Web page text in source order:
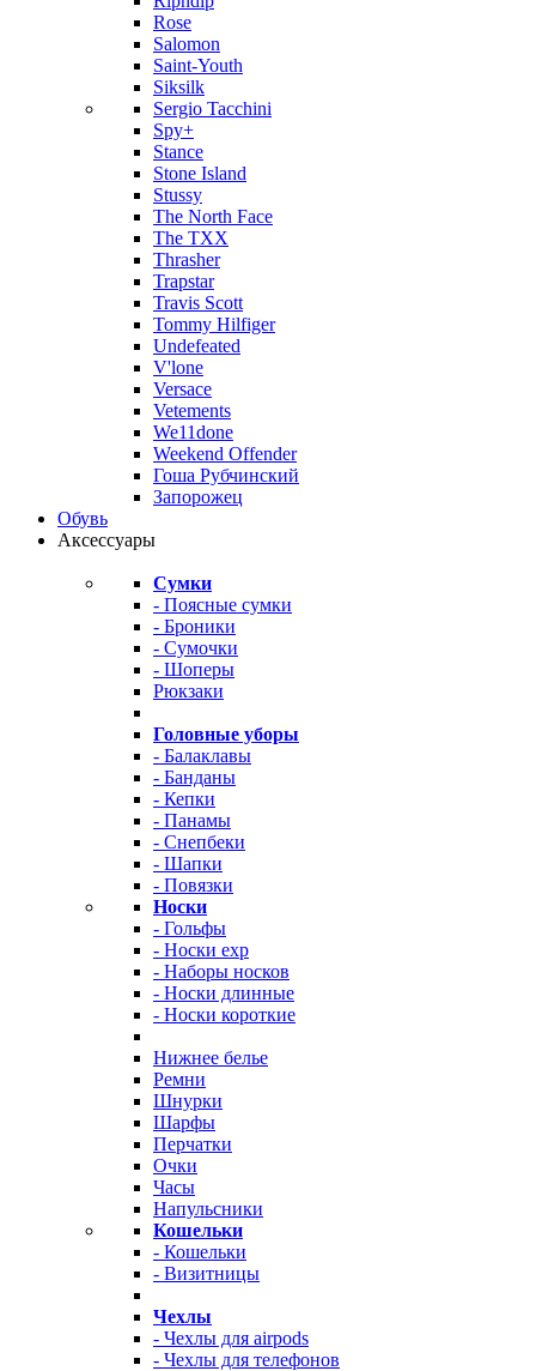
Rose
Salomon
Saint-Youth
Siksilk
Sergio Tacchini
Spy+
Stance
Stone Island
Stussy
The North Face
The TXX
Thrasher
Trapstar
Travis Scott
Tommy Hilfiger
Undefeated
V'lone
Versace
Vetements
We11done
Weekend Offender
Гоша Рубчинский
Запорожец
Обувь
Аксессуары
Сумки
- Поясные сумки
- Броники
- Сумочки
- Шоперы
Рюкзаки
Головные уборы
- Балаклавы
- Банданы
- Кепки
- Панамы
- Снепбеки
- Шапки
- Повязки
Носки
- Гольфы
- Носки exp
- Наборы носков
- Носки длинные
- Носки короткие
Нижнее белье
Ремни
Шнурки
Шарфы
Перчатки
Очки
Часы
Напульсники
Кошельки
- Кошельки
- Визитницы
Чехлы
- Чехлы для airpods
- Чехлы для телефонов